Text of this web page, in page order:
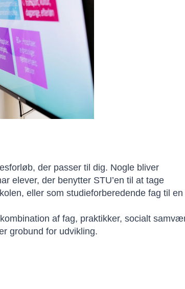
der passer til dig. Nogle bliver
elever, der benytter STU’en til at tage
eller som studieforberedende fag til en
af fag, praktikker, socialt
grobund for udvikling.